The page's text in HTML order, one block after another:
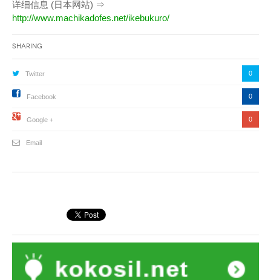
详细信息 (日本网站) ⇒
http://www.machikadofes.net/ikebukuro/
Sharing
Twitter 0
Facebook 0
Google + 0
Email